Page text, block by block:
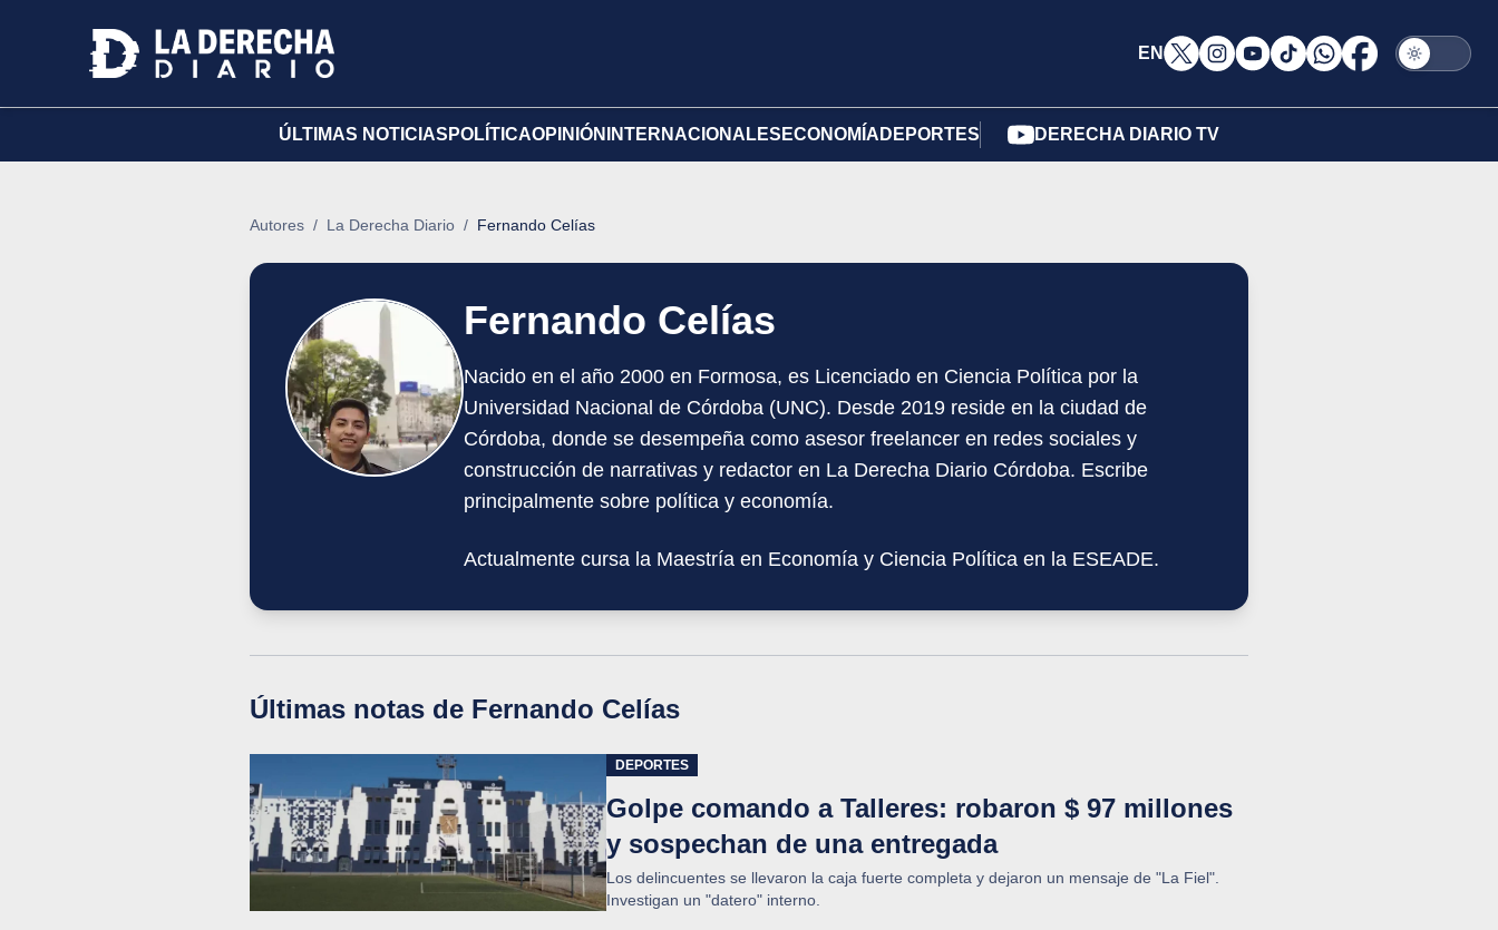
EN
ÚLTIMAS NOTICIAS POLÍTICAOPINIÓN INTERNACIONALES ECONOMÍA DEPORTES DERECHA DIARIO TV
Autores / La Derecha Diario / Fernando Celías
Fernando Celías
Nacido en el año 2000 en Formosa, es Licenciado en Ciencia Política por la
Universidad Nacional de Córdoba (UNC). Desde 2019 reside en la ciudad de
Córdoba, donde se desempeña como asesor freelancer en redes sociales y
construcción de narrativas y redactor en La Derecha Diario Córdoba. Escribe
principalmente sobre política y economía.
Actualmente cursa la Maestría en Economía y Ciencia Política en la ESEADE.
Últimas notas de Fernando Celías
DEPORTES
Golpe comando a Talleres: robaron $ 97 millones
y sospechan de una entregada
Los delincuentes se llevaron la caja fuerte completa y dejaron un mensaje de "La Fiel".
Investigan un "datero" interno.